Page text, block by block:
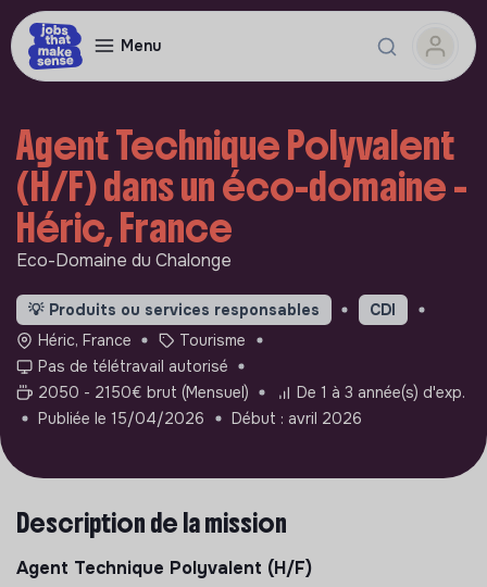
Menu
Agent Technique Polyvalent
(H/F) dans un éco-domaine -
Héric, France
Eco-Domaine du Chalonge
💡 Produits ou services responsables
CDI
Héric, France
Tourisme
Pas de télétravail autorisé
2050 - 2150€ brut (Mensuel)
De 1 à 3 année(s) d'exp.
Publiée le 15/04/2026
Début : avril 2026
Description de la mission
Agent Technique Polyvalent (H/F)